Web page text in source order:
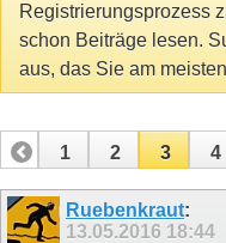
Registrierungsprozess
schon Beiträge lesen.
aus, das Sie am
1 2 3 4
Ruebenkraut:
13.05.2016 18:44